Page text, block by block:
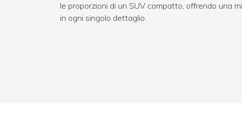
le proporzioni di un SUV compatto, offrendo una
in ogni singolo dettaglio.